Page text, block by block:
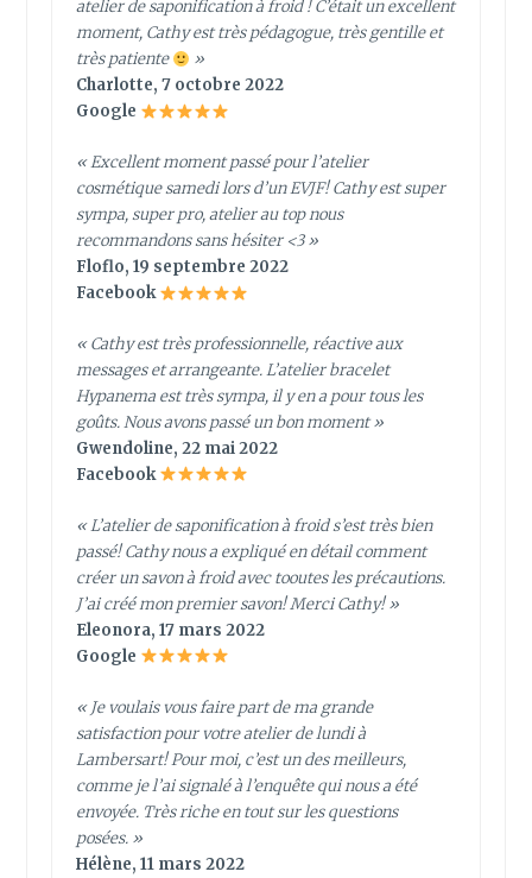
atelier de saponification à froid ! C’était un excellent
moment, Cathy est très pédagogue, très gentille et
très patiente
»
Charlotte, 7 octobre 2022
Google
« Excellent moment passé pour l’atelier
cosmétique samedi lors d’un EVJF! Cathy est super
sympa, super pro, atelier au top nous
recommandons sans hésiter <3 »
Floflo, 19 septembre 2022
Facebook
« Cathy est très professionnelle, réactive aux
messages et arrangeante. L’atelier bracelet
Hypanema est très sympa, il y en a pour tous les
goûts. Nous avons passé un bon moment »
Gwendoline, 22 mai 2022
Facebook
« L’atelier de saponification à froid s’est très bien
passé! Cathy nous a expliqué en détail comment
créer un savon à froid avec tooutes les précautions.
J’ai créé mon premier savon! Merci Cathy! »
Eleonora, 17 mars 2022
Google
« Je voulais vous faire part de ma grande
satisfaction pour votre atelier de lundi à
Lambersart! Pour moi, c’est un des meilleurs,
comme je l’ai signalé à l’enquête qui nous a été
envoyée. Très riche en tout sur les questions
posées. »
Hélène, 11 mars 2022